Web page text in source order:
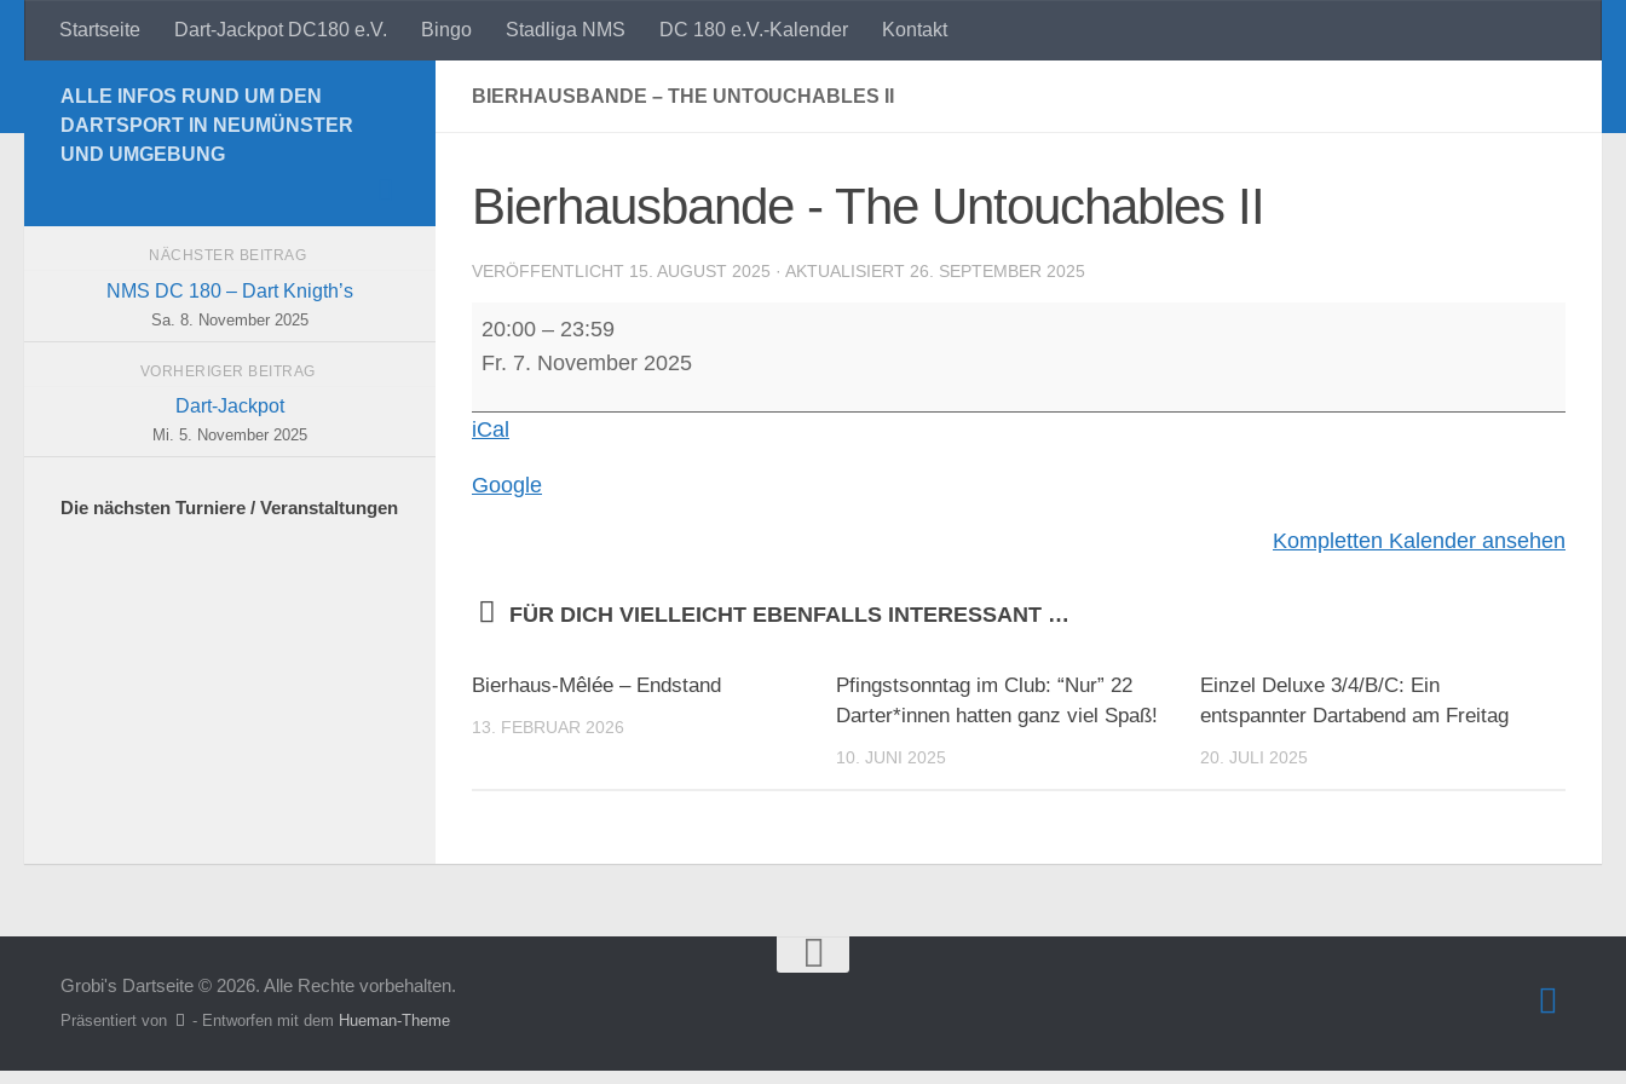
Zum Inhalt springen
Startseite Dart-Jackpot DC180 e.V. Bingo Stadliga NMS DC 180 e.V.-Kalender Kontakt
BIERHAUSBANDE – THE UNTOUCHABLES II
Bierhausbande - The Untouchables II
VERÖFFENTLICHT 15. AUGUST 2025 · AKTUALISIERT 26. SEPTEMBER 2025
Bierhausbande
Untouchables
20:00 – 23:59
Fr. 7. November 2025
iCal
Google
Kompletten Kalender ansehen
FÜR DICH VIELLEICHT EBENFALLS INTERESSANT …
Bierhaus-Mêlée – Endstand
13. FEBRUAR 2026
Pfingstsonntag im Club: “Nur” 22
Darter*innen hatten ganz viel Spaß!
10. JUNI 2025
Einzel Deluxe 3/4/B/C: Ein
entspannter Dartabend am Freitag
20. JULI 2025
ALLE INFOS RUND UM DEN
DARTSPORT IN NEUMÜNSTER
UND UMGEBUNG
NÄCHSTER BEITRAG
NMS DC 180 – Dart Knigth’s
Sa. 8. November 2025
VORHERIGER BEITRAG
Dart-Jackpot
Mi. 5. November 2025
Die nächsten Turniere / Veranstaltungen
Grobi's Dartseite © 2026. Alle Rechte vorbehalten.
Präsentiert von - Entworfen mit dem Hueman-Theme